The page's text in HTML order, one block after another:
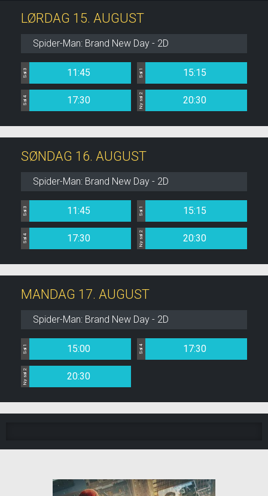
LØRDAG 15. AUGUST
Spider-Man: Brand New Day - 2D
Sal 3 11:45 Sal 1 15:15
Sal 4 17:30 Ny sal 2 20:30
SØNDAG 16. AUGUST
Spider-Man: Brand New Day - 2D
Sal 3 11:45 Sal 1 15:15
Sal 4 17:30 Ny sal 2 20:30
MANDAG 17. AUGUST
Spider-Man: Brand New Day - 2D
Sal 1 15:00 Sal 4 17:30
Ny sal 2 20:30